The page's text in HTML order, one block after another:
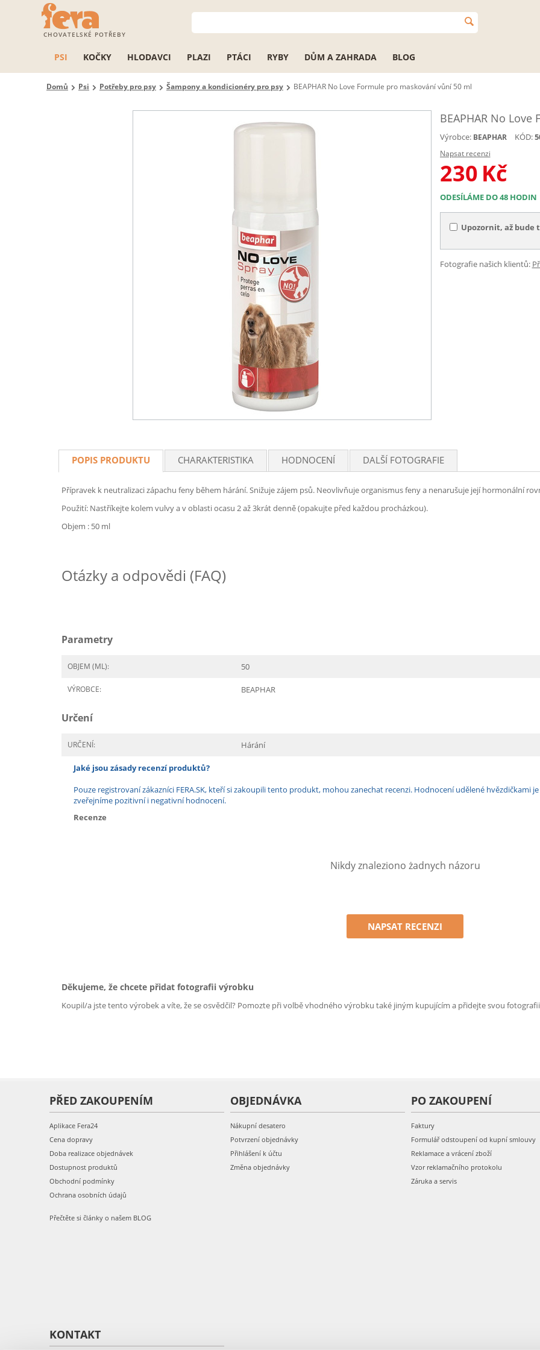
CHOVATELSKÉ POTŘEBY
PSI KOČKY HLODAVCI PLAZI PTÁCI RYBY DŮM A ZAHRADA BLOG
Domů Psi Potřeby pro psy Šampony a kondicionéry pro psy BEAPHAR No Love Formule pro maskování vůní 50 ml
BEAPHAR No
Výrobce: BEAPHAR KÓD:
Napsat recenzi
230 Kč
ODESÍLÁME DO 48 HODIN
Upozornit, až bude
Fotografie našich klientů:
POPIS PRODUKTU CHARAKTERISTIKA HODNOCENÍ DALŠÍ FOTOGRAFIE
Přípravek k neutralizaci zápachu feny během hárání. Snižuje zájem psů. Neovlivňuje organismus feny a nenarušuje její hormonální
Použití: Nastříkejte kolem vulvy a v oblasti ocasu 2 až 3krát denně (opakujte před každou procházkou).
Objem : 50 ml
Otázky a odpovědi (FAQ)
Parametry
OBJEM (ML): 50
VÝROBCE: BEAPHAR
Určení
URČENÍ: Hárání
Jaké jsou zásady recenzí produktů?
Pouze registrovaní zákazníci FERA.SK, kteří si zakoupili tento produkt, mohou zanechat recenzi. Hodnocení udělené hvězdičkami
zveřejníme pozitivní i negativní hodnocení.
Recenze
Nikdy znaleziono żadnych názoru
NAPSAT RECENZI
Děkujeme, že chcete přidat fotografii výrobku
Koupil/a jste tento výrobek a víte, že se osvědčil? Pomozte při volbě vhodného výrobku také jiným kupujícím a přidejte svou
PŘED ZAKOUPENÍM
Aplikace Fera24
Cena dopravy
Doba realizace objednávek
Dostupnost produktů
Obchodní podmínky
Ochrana osobních údajů
Přečtěte si články o našem BLOG
OBJEDNÁVKA
Nákupní desatero
Potvrzení objednávky
Přihlášení k účtu
Změna objednávky
PO ZAKOUPENÍ
Faktury
Formulář odstoupení od kupní smlouvy
Reklamace a vrácení zboží
Vzor reklamačního protokolu
Záruka a servis
KONTAKT